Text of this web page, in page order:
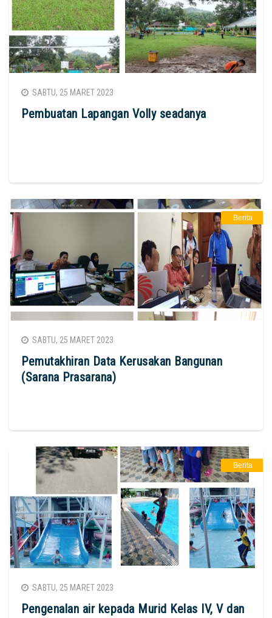
SABTU, 25 MARET 2023
Pembuatan Lapangan Volly seadanya
Berita
SABTU, 25 MARET 2023
Pemutakhiran Data Kerusakan Bangunan
(Sarana Prasarana)
Berita
SABTU, 25 MARET 2023
Pengenalan air kepada Murid Kelas IV, V dan